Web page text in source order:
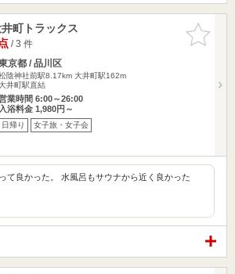
お気に入
りに追加
町トラックス
/ 3 件
京都 / 品川区
陰神社前駅8.17km 大井町駅162m
井町駅直結
業時間 6:00～26:00
入浴料金 1,980円～
日帰り 女子旅・女子会
て良かった。 水風呂もサウナから近く良かった